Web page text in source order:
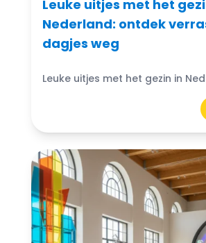
Leuke uitjes met het
Nederland: ontdek
dagjes weg